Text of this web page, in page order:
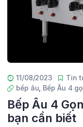
11/08/2023
Tin
bếp âu Bếp Âu 4
Bếp Âu 4
bạn cần biết